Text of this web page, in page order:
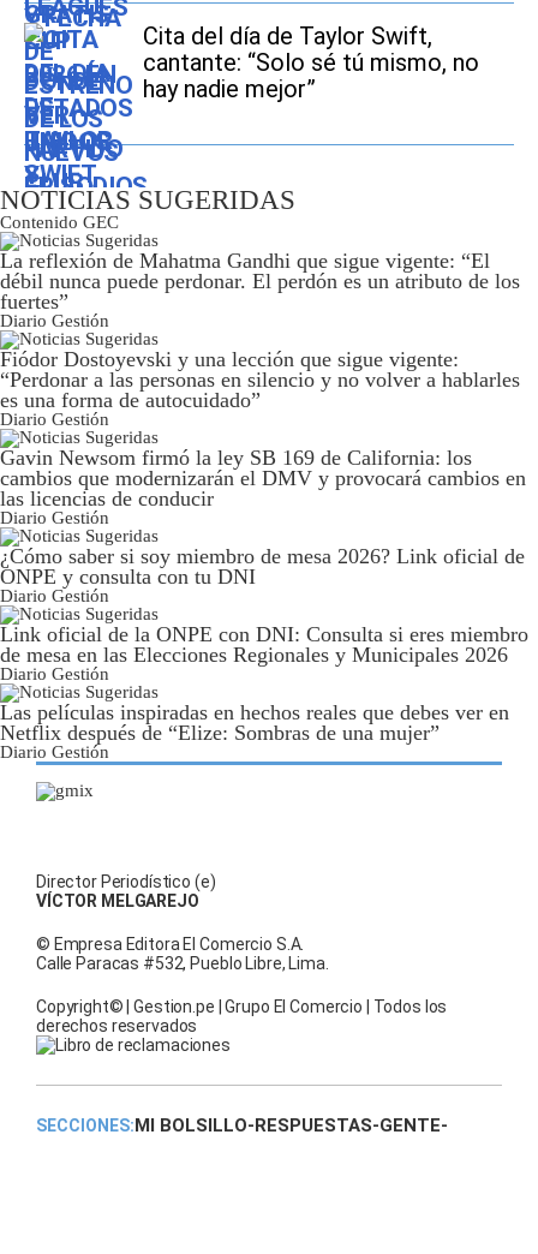
Cita del día de Taylor Swift,
cantante: “Solo sé tú mismo, no
hay nadie mejor”
NOTICIAS SUGERIDAS
Contenido GEC
La reflexión de Mahatma Gandhi que sigue vigente: “El
débil nunca puede perdonar. El perdón es un atributo de los
fuertes”
Diario Gestión
Fiódor Dostoyevski y una lección que sigue vigente:
“Perdonar a las personas en silencio y no volver a hablarles
es una forma de autocuidado”
Diario Gestión
Gavin Newsom firmó la ley SB 169 de California: los
cambios que modernizarán el DMV y provocará cambios en
las licencias de conducir
Diario Gestión
¿Cómo saber si soy miembro de mesa 2026? Link oficial de
ONPE y consulta con tu DNI
Diario Gestión
Link oficial de la ONPE con DNI: Consulta si eres miembro
de mesa en las Elecciones Regionales y Municipales 2026
Diario Gestión
Las películas inspiradas en hechos reales que debes ver en
Netflix después de “Elize: Sombras de una mujer”
Diario Gestión
Director Periodístico (e)
VÍCTOR MELGAREJO
© Empresa Editora El Comercio S.A.
Calle Paracas #532, Pueblo Libre, Lima.
Copyright© | Gestion.pe | Grupo El Comercio | Todos los
derechos reservados
SECCIONES:MI BOLSILLO-RESPUESTAS-GENTE-